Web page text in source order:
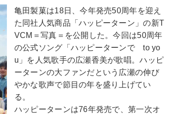
亀田製菓は18日、今年発売50周年を迎え
た同社人気商品「ハッピーターン」の新T
VCM＝写真＝を公開した。今回は50周年
の公式ソング「ハッピーターンで to yo
u」を人気歌手の広瀬香美が歌唱。ハッピ
ーターンの大ファンだという広瀬の伸び
やかな歌声で節目の年を盛り上げてい
る。
ハッピーターンは76年発売で、第一次オ